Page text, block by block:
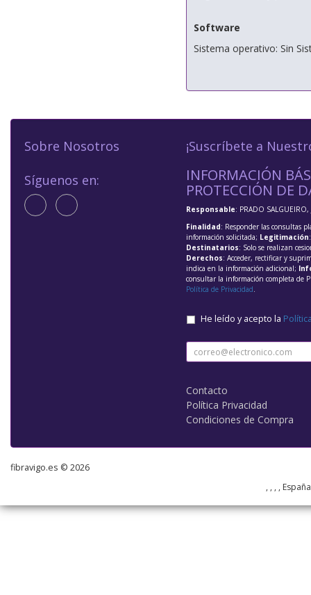
Software
Sistema operativo: Sin
Sobre Nosotros
Síguenos en:
¡Suscríbete a
INFORMACIÓN
PROTECCIÓN DE
Responsable: PRADO SALGUEIRO,
Finalidad: Responder las consultas
información solicitada; Legitimación
Destinatarios: Solo se realizan
Derechos: Acceder, rectificar y
indica en la información adicional;
consultar la información completa de
Política de Privacidad.
He leído y acepto la
Contacto
Política Privacidad
Condiciones de Compra
fibravigo.es © 2026
, , , ,